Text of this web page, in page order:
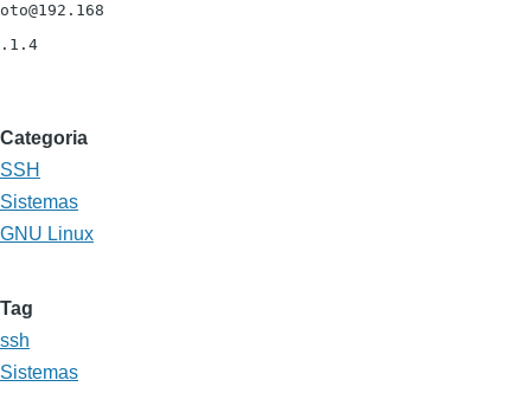
oto@192.168
.1.4
Categoria
SSH
Sistemas
GNU Linux
Tag
ssh
Sistemas